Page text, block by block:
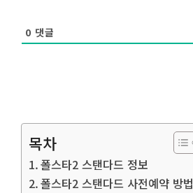
0 댓글
목차
폴스타2 스탠다드 정보
폴스타2 스탠다드 사전예약 방법